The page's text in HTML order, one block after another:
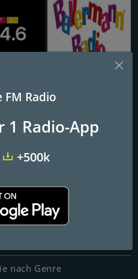
nach Genre
FM Radio
1 Radio-App
+500k